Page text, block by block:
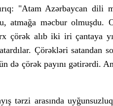
"Atam Azərbaycan
atmağa məcbur olmuşdu.
çörək alıb iki iri çantaya
Çörəkləri satandan
də çörək payını gətirərdi.
tərzi arasında